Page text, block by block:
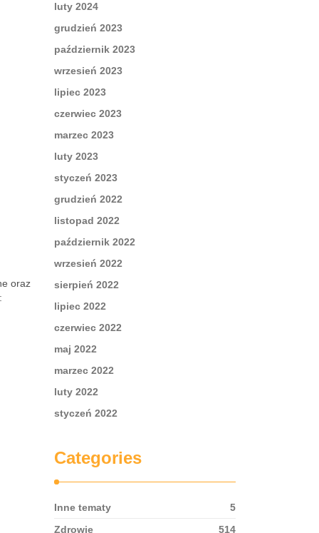
oraz
luty 2024
grudzień 2023
październik 2023
wrzesień 2023
lipiec 2023
czerwiec 2023
marzec 2023
luty 2023
styczeń 2023
grudzień 2022
listopad 2022
październik 2022
wrzesień 2022
sierpień 2022
lipiec 2022
czerwiec 2022
maj 2022
marzec 2022
luty 2022
styczeń 2022
Categories
Inne tematy
5
Zdrowie
514